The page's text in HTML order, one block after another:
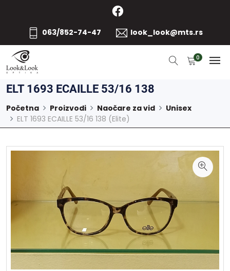
063/852-74-47 look_look@mts.rs
0
ELT 1693 ECAILLE 53/16 138
Početna Proizvodi Naočare za vid
Unisex
ELT 1693 ECAILLE 53/16 138 (Elite)